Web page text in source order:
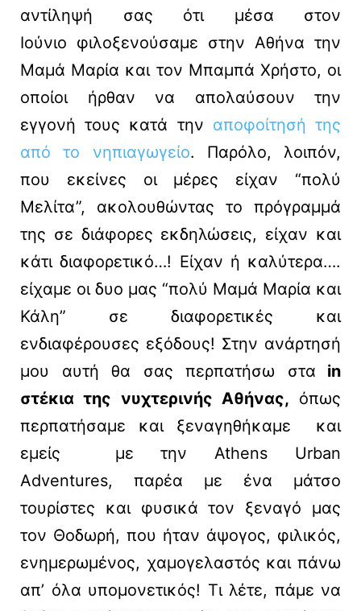
αντίληψή σας ότι μέσα στον
Ιούνιο φιλοξενούσαμε στην Αθήνα την
Μαμά Μαρία και τον Μπαμπά Χρήστο, οι
οποίοι ήρθαν να απολαύσουν την
εγγονή τους κατά την αποφοίτησή της
από το νηπιαγωγείο. Παρόλο, λοιπόν,
που εκείνες οι μέρες είχαν “πολύ
Μελίτα”, ακολουθώντας το πρόγραμμά
της σε διάφορες εκδηλώσεις, είχαν και
κάτι διαφορετικό…! Είχαν ή καλύτερα….
είχαμε οι δυο μας “πολύ Μαμά Μαρία και
Κάλη” σε διαφορετικές και
ενδιαφέρουσες εξόδους! Στην ανάρτησή
μου αυτή θα σας περπατήσω στα in
στέκια της νυχτερινής Αθήνας, όπως
περπατήσαμε και ξεναγηθήκαμε και
εμείς με την Athens Urban
Adventures, παρέα με ένα μάτσο
τουρίστες και φυσικά τον ξεναγό μας
τον Θοδωρή, που ήταν άψογος, φιλικός,
ενημερωμένος, χαμογελαστός και πάνω
απ’ όλα υπομονετικός! Τι λέτε, πάμε να